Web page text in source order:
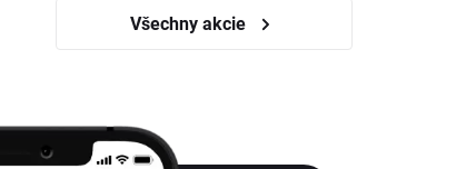
Všechny akcie